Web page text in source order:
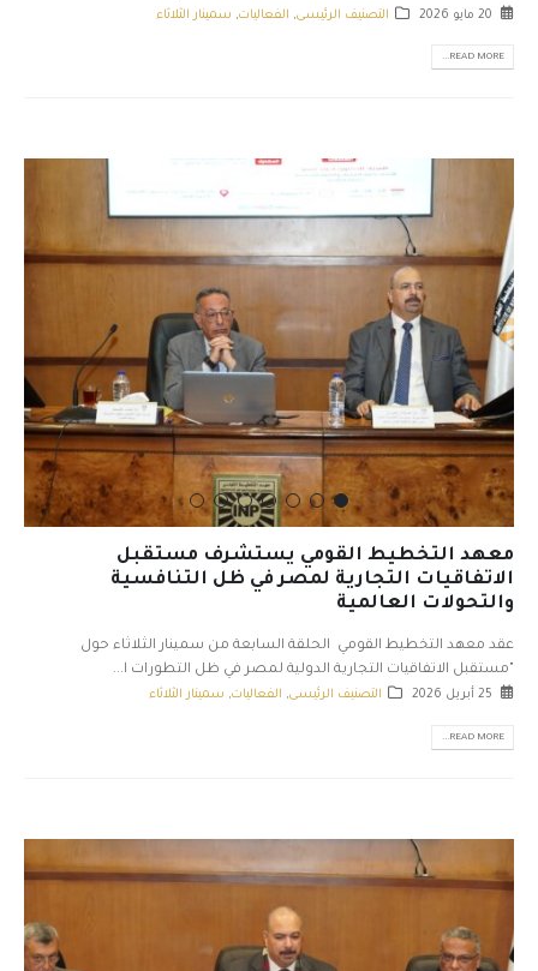
20 مايو 2026 التصنيف الرئيسى, الفعاليات, سمينار الثلاثاء
READ MORE...
معهد التخطيط القومي يستشرف مستقبل
الاتفاقيات التجارية لمصر في ظل التنافسية
والتحولات العالمية
عقد معهد التخطيط القومي الحلقة السابعة من سمينار الثلاثاء حول
"مستقبل الاتفاقيات التجارية الدولية لمصر في ظل التطورات ا...
25 أبريل 2026 التصنيف الرئيسى, الفعاليات, سمينار الثلاثاء
READ MORE...